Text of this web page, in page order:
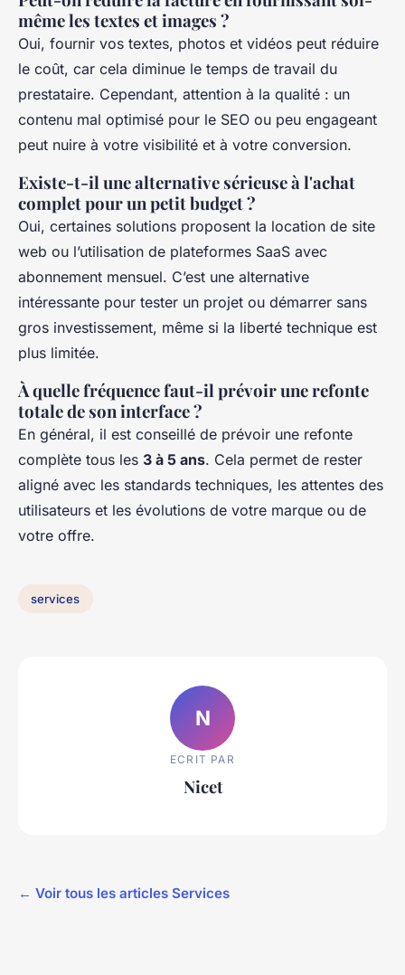
même les textes et images ?
Oui, fournir vos textes, photos et vidéos peut réduire
le coût, car cela diminue le temps de travail du
prestataire. Cependant, attention à la qualité : un
contenu mal optimisé pour le SEO ou peu engageant
peut nuire à votre visibilité et à votre conversion.
Existe-t-il une alternative sérieuse à l'achat
complet pour un petit budget ?
Oui, certaines solutions proposent la location de site
web ou l’utilisation de plateformes SaaS avec
abonnement mensuel. C’est une alternative
intéressante pour tester un projet ou démarrer sans
gros investissement, même si la liberté technique est
plus limitée.
À quelle fréquence faut-il prévoir une refonte
totale de son interface ?
En général, il est conseillé de prévoir une refonte
complète tous les 3 à 5 ans. Cela permet de rester
aligné avec les standards techniques, les attentes des
utilisateurs et les évolutions de votre marque ou de
votre offre.
services
N
ECRIT PAR
Nicet
← Voir tous les articles Services